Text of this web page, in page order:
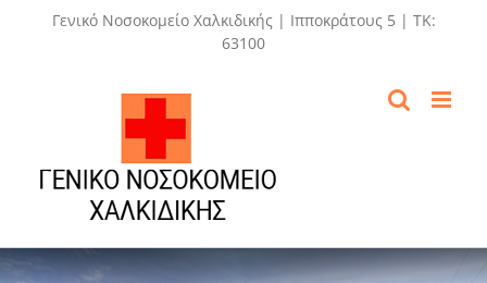
Γενικό Νοσοκομείο Χαλκιδικής | Ιπποκράτους 5 | ΤΚ:
63100